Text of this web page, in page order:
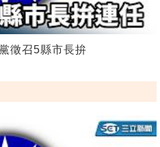
徵召5縣市長拚